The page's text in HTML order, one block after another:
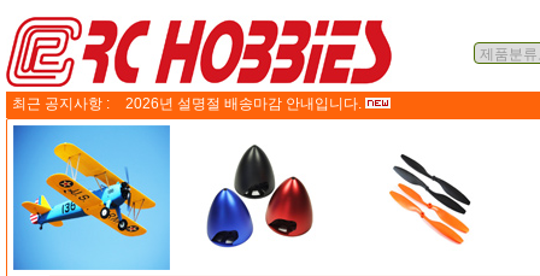
최근 공지사항 : 2026년 설명절 배송마감 안내입니다.